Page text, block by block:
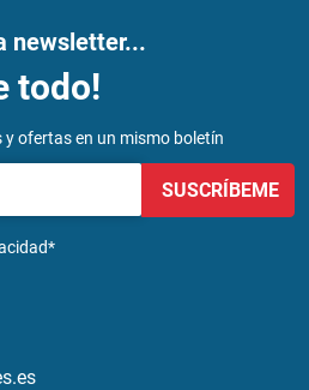
newsletter...
todo!
ofertas en un mismo boletín
SUSCRÍBEME